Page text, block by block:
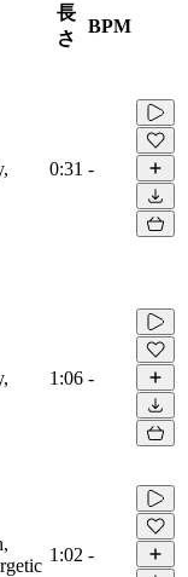
長
さ
BPM
0:31 -
1:06 -
1:02 -